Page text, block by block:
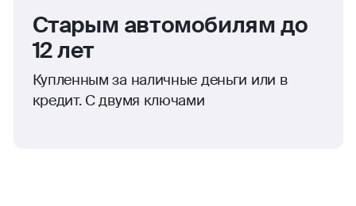
Старым автомобилям до
12 лет
Купленным за наличные деньги или в
кредит. С двумя ключами